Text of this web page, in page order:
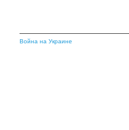
Война на Украине